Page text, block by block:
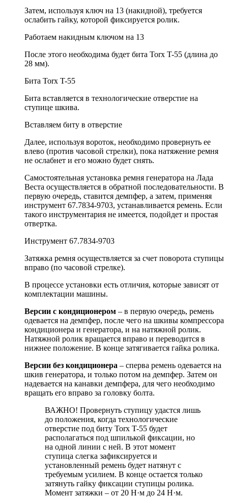
Затем, используя ключ на 13 (накидной), требуется
ослабить гайку, которой фиксируется ролик.
Работаем накидным ключом на 13
После этого необходима будет бита Torx T-55 (длина до
28 мм).
Бита Torx T-55
Бита вставляется в технологические отверстие на
ступице шкива.
Вставляем биту в отверстие
Далее, используя вороток, необходимо провернуть ее
влево (против часовой стрелки), пока натяжение ремня
не ослабнет и его можно будет снять.
Самостоятельная установка ремня генератора на Лада
Веста осуществляется в обратной последовательности. В
первую очередь, ставится демпфер, а затем, применяя
инструмент 67.7834-9703, устанавливается ремень. Если
такого инструментария не имеется, подойдет и простая
отвертка.
Инструмент 67.7834-9703
Затяжка ремня осуществляется за счет поворота ступицы
вправо (по часовой стрелке).
В процессе установки есть отличия, которые зависят от
комплектации машины.
Версии с кондиционером – в первую очередь, ремень
одевается на демпфер, после чего на шкивы компрессора
кондиционера и генератора, и на натяжной ролик.
Натяжной ролик вращается вправо и переводится в
нижнее положение. В конце затягивается гайка ролика.
Версии без кондиционера – сперва ремень одевается на
шкив генератора, и только потом на демпфер. Затем он
надевается на канавки демпфера, для чего необходимо
вращать его вправо за головку болта.
ВАЖНО! Провернуть ступицу удастся лишь
до положения, когда технологические
отверстие под биту Torx T-55 будет
располагаться под шпилькой фиксации, но
на одной линии с ней. В этот момент
ступица слегка зафиксируется и
установленный ремень будет натянут с
требуемым усилием. В конце остается только
затянуть гайку фиксации ступицы ролика.
Момент затяжки – от 20 Н·м до 24 Н·м.